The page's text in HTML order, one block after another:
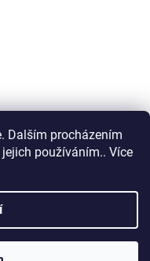
Dalším procházením
používáním.. Více
Premium